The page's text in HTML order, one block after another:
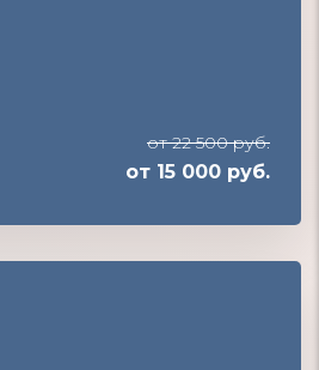
от 22 500 руб.
от 15 000 руб.